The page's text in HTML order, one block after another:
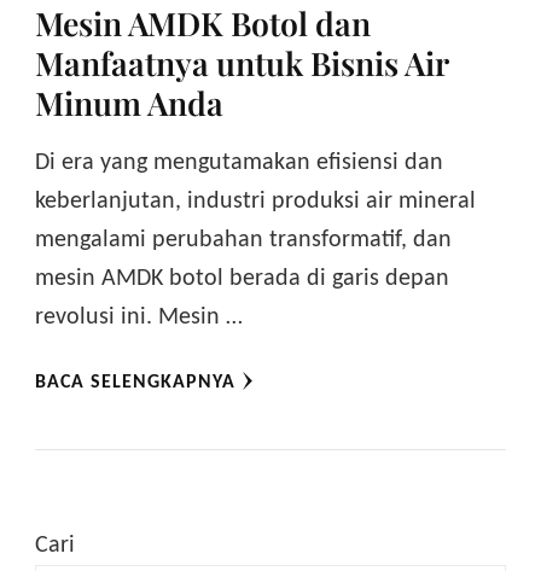
Mesin AMDK Botol dan
Manfaatnya untuk Bisnis Air
Minum Anda
Di era yang mengutamakan efisiensi dan
keberlanjutan, industri produksi air mineral
mengalami perubahan transformatif, dan
mesin AMDK botol berada di garis depan
revolusi ini. Mesin …
BACA SELENGKAPNYA
Cari